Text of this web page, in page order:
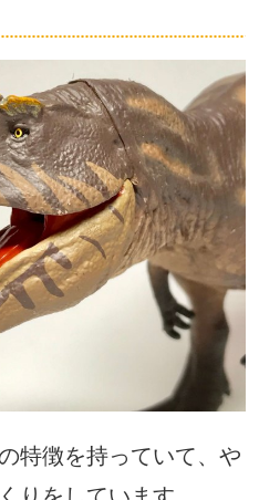
特徴を持っていて、や